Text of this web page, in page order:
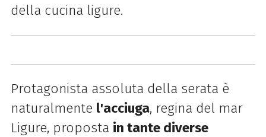
della cucina ligure.
Protagonista assoluta della serata è
naturalmente l'acciuga, regina del mar
Ligure, proposta in tante diverse